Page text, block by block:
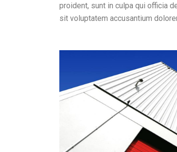
proident, sunt in culpa qui officia
sit voluptatem accusantium